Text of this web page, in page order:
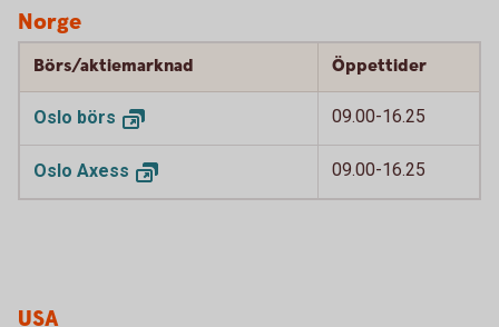
Norge
Börs/aktiemarknad Öppettider
Oslo börs 09.00-16.25
Oslo Axess 09.00-16.25
USA